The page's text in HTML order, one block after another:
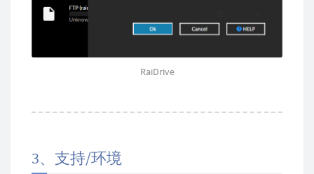
RaiDrive
3、支持/环境